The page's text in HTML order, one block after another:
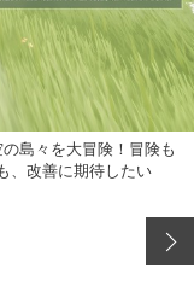
島々を大冒険！冒険も
、改善に期待したい